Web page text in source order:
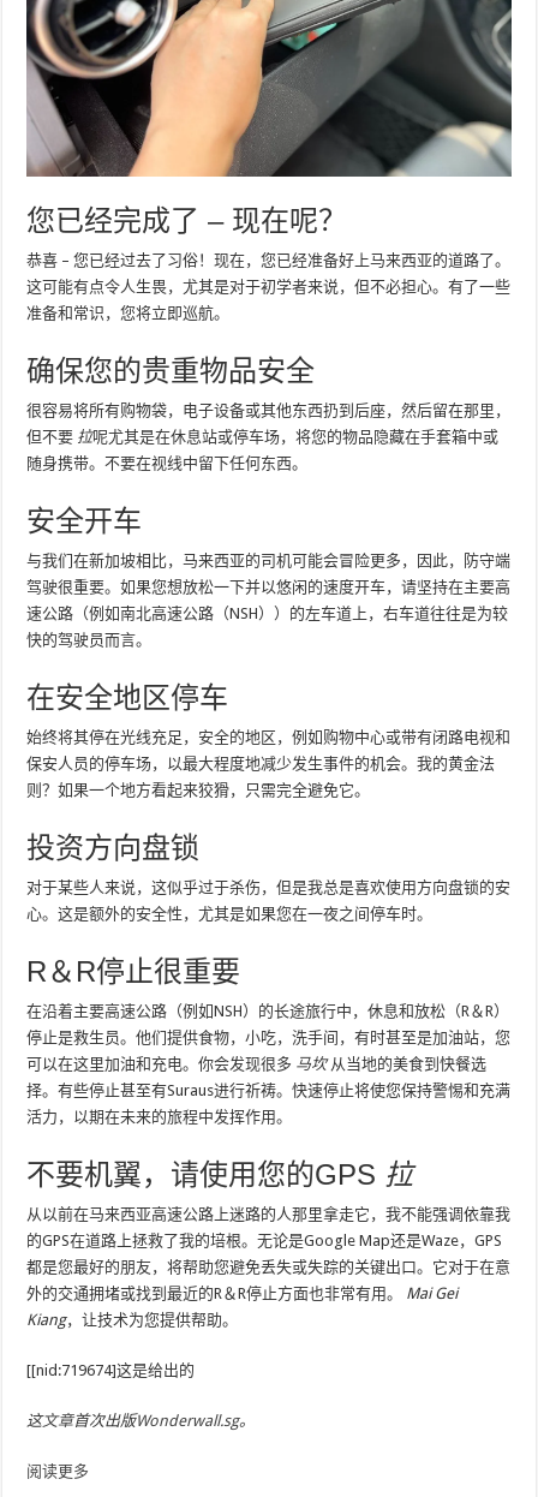
您已经完成了 – 现在呢？
恭喜 – 您已经过去了习俗！现在，您已经准备好上马来西亚的道路了。
这可能有点令人生畏，尤其是对于初学者来说，但不必担心。有了一些
准备和常识，您将立即巡航。
确保您的贵重物品安全
很容易将所有购物袋，电子设备或其他东西扔到后座，然后留在那里，
但不要 拉呢尤其是在休息站或停车场，将您的物品隐藏在手套箱中或
随身携带。不要在视线中留下任何东西。
安全开车
与我们在新加坡相比，马来西亚的司机可能会冒险更多，因此，防守端
驾驶很重要。如果您想放松一下并以悠闲的速度开车，请坚持在主要高
速公路（例如南北高速公路（NSH））的左车道上，右车道往往是为较
快的驾驶员而言。
在安全地区停车
始终将其停在光线充足，安全的地区，例如购物中心或带有闭路电视和
保安人员的停车场，以最大程度地减少发生事件的机会。我的黄金法
则？如果一个地方看起来狡猾，只需完全避免它。
投资方向盘锁
对于某些人来说，这似乎过于杀伤，但是我总是喜欢使用方向盘锁的安
心。这是额外的安全性，尤其是如果您在一夜之间停车时。
R＆R停止很重要
在沿着主要高速公路（例如NSH）的长途旅行中，休息和放松（R＆R）
停止是救生员。他们提供食物，小吃，洗手间，有时甚至是加油站，您
可以在这里加油和充电。你会发现很多 马坎从当地的美食到快餐选
择。有些停止甚至有Suraus进行祈祷。快速停止将使您保持警惕和充满
活力，以期在未来的旅程中发挥作用。
不要机翼，请使用您的GPS 拉
从以前在马来西亚高速公路上迷路的人那里拿走它，我不能强调依靠我
的GPS在道路上拯救了我的培根。无论是Google Map还是Waze，GPS
都是您最好的朋友，将帮助您避免丢失或失踪的关键出口。它对于在意
外的交通拥堵或找到最近的R＆R停止方面也非常有用。 Mai Gei
Kiang，让技术为您提供帮助。
[[nid:719674]这是给出的
这文章首次出版Wonderwall.sg。
阅读更多